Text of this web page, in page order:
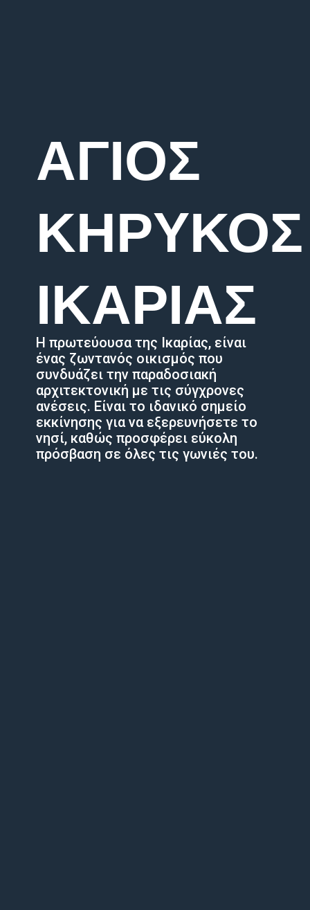
ΑΓΙΟΣ
ΚΗΡΥΚΟΣ
ΙΚΑΡΙΑΣ
Η πρωτεύουσα της Ικαρίας, είναι
ένας ζωντανός οικισμός που
συνδυάζει την παραδοσιακή
αρχιτεκτονική με τις σύγχρονες
ανέσεις. Είναι το ιδανικό σημείο
εκκίνησης για να εξερευνήσετε το
νησί, καθώς προσφέρει εύκολη
πρόσβαση σε όλες τις γωνιές του.